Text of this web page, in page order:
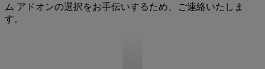
ム アドオンの選択をお手伝いするため、ご連絡いたしま
す。